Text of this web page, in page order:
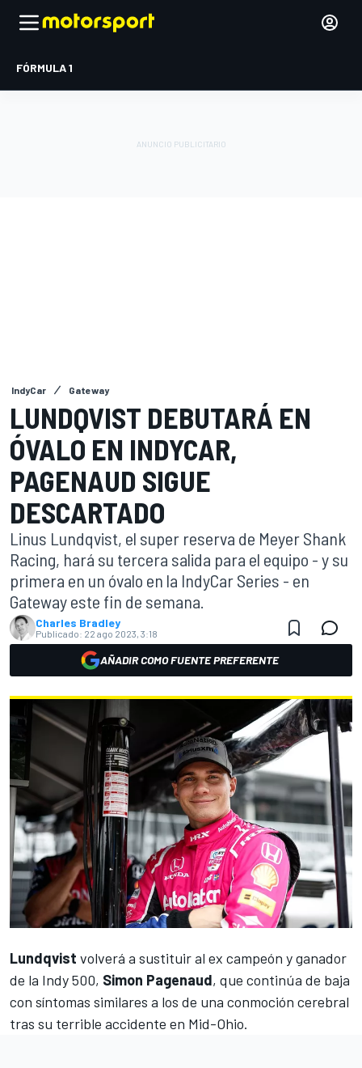
FÓRMULA 1
IndyCar Gateway
LUNDQVIST DEBUTARÁ EN
ÓVALO EN INDYCAR,
PAGENAUD SIGUE
DESCARTADO
Linus Lundqvist, el super reserva de Meyer Shank
Racing, hará su tercera salida para el equipo - y su
primera en un óvalo en la IndyCar Series - en
Gateway este fin de semana.
Charles Bradley
Publicado: 22 ago 2023, 3:18
AÑADIR COMO FUENTE PREFERENTE
Lundqvist volverá a sustituir al ex campeón y ganador
de la Indy 500, Simon Pagenaud, que continúa de baja
con síntomas similares a los de una conmoción cerebral
tras su terrible accidente en Mid-Ohio.